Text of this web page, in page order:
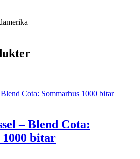
– Blend Cota:
1000 bitar